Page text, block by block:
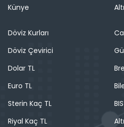
Künye
Döviz Kurları
Döviz Çevirici
Dolar TL
Euro TL
Sterin Kaç TL
Riyal Kaç TL